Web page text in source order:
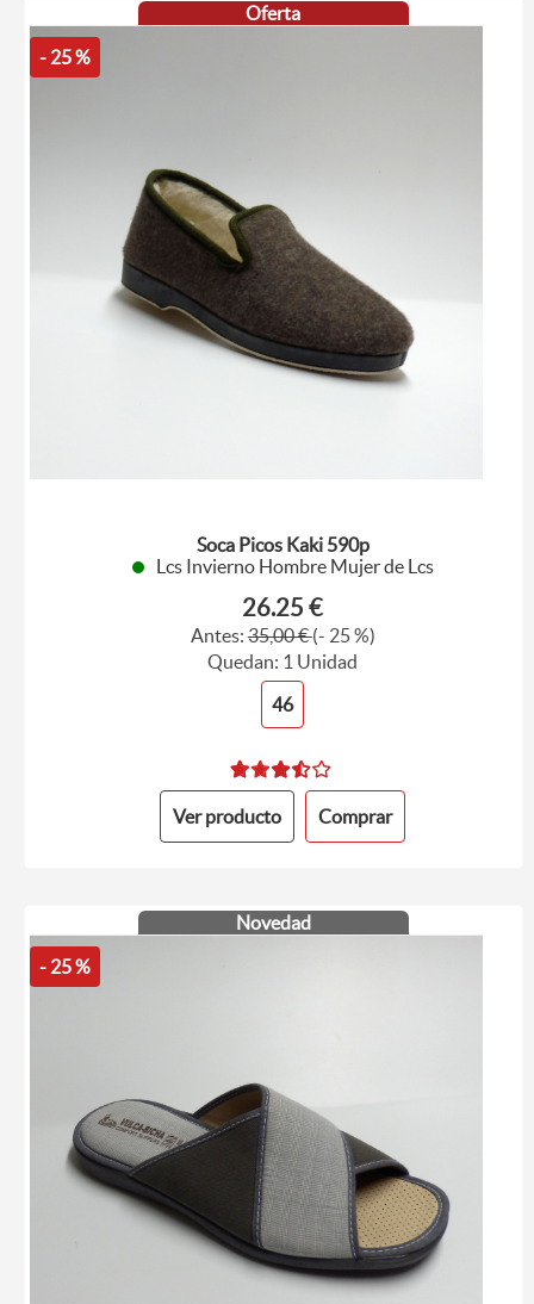
Oferta
- 25 %
Soca Picos Kaki 590p
Lcs Invierno Hombre Mujer de Lcs
26.25 €
Antes:35,00 €(- 25 %)
Quedan: 1 Unidad
46
Ver producto Comprar
Novedad
- 25 %